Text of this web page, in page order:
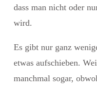
dass man nicht oder
wird.
Es gibt nur ganz
etwas aufschieben.
manchmal sogar,